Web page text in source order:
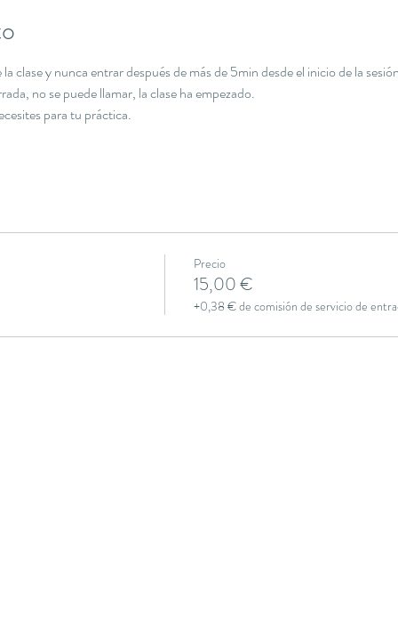
clase y nunca entrar después de más de 5min desde el inicio de la
no se puede llamar, la clase ha empezado.
para tu práctica.
Precio
15,00 €
+0,38 € de comisión de servicio de